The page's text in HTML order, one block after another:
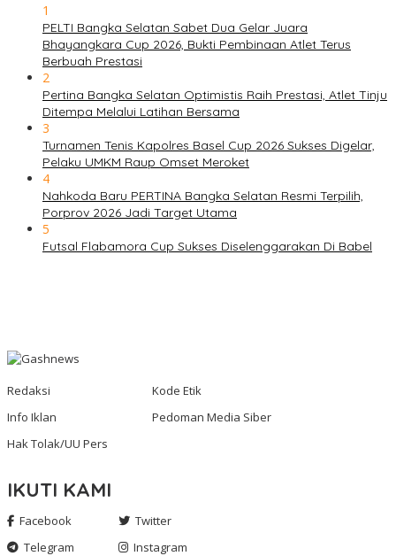
1
PELTI Bangka Selatan Sabet Dua Gelar Juara
Bhayangkara Cup 2026, Bukti Pembinaan Atlet Terus
Berbuah Prestasi
2
Pertina Bangka Selatan Optimistis Raih Prestasi, Atlet Tinju
Ditempa Melalui Latihan Bersama
3
Turnamen Tenis Kapolres Basel Cup 2026 Sukses Digelar,
Pelaku UMKM Raup Omset Meroket
4
Nahkoda Baru PERTINA Bangka Selatan Resmi Terpilih,
Porprov 2026 Jadi Target Utama
5
Futsal Flabamora Cup Sukses Diselenggarakan Di Babel
Redaksi
Kode Etik
Info Iklan
Pedoman Media Siber
Hak Tolak/UU Pers
IKUTI KAMI
Facebook
Twitter
Telegram
Instagram